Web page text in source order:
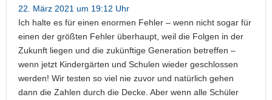
22. März 2021 um 19:12 Uhr
Ich halte es für einen enormen Fehler – wenn nicht sogar für
einen der größten Fehler überhaupt, weil die Folgen in der
Zukunft liegen und die zukünftige Generation betreffen –
wenn jetzt Kindergärten und Schulen wieder geschlossen
werden! Wir testen so viel nie zuvor und natürlich gehen
dann die Zahlen durch die Decke. Aber wenn alle Schüler